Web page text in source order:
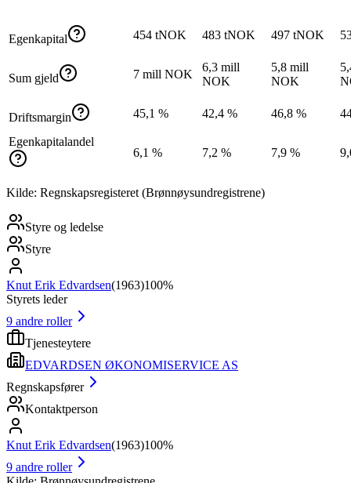
Egenkapital 454 tNOK 483 tNOK 497 tNOK
Sum gjeld 7 mill NOK
6,3 mill
NOK
5,8 mill
NOK
Driftsmargin 45,1 % 42,4 % 46,8 %
Egenkapitalandel
6,1 %
7,2 % 7,9 %
Kilde: Regnskapsregisteret (Brønnøysundregistrene)
Styre og ledelse
Styre
Knut Erik Edvardsen(1963)100%
Styrets leder
9 andre roller
Tjenesteytere
EDVARDSEN ØKONOMISERVICE AS
Regnskapsfører
Kontaktperson
Knut Erik Edvardsen(1963)100%
9 andre roller